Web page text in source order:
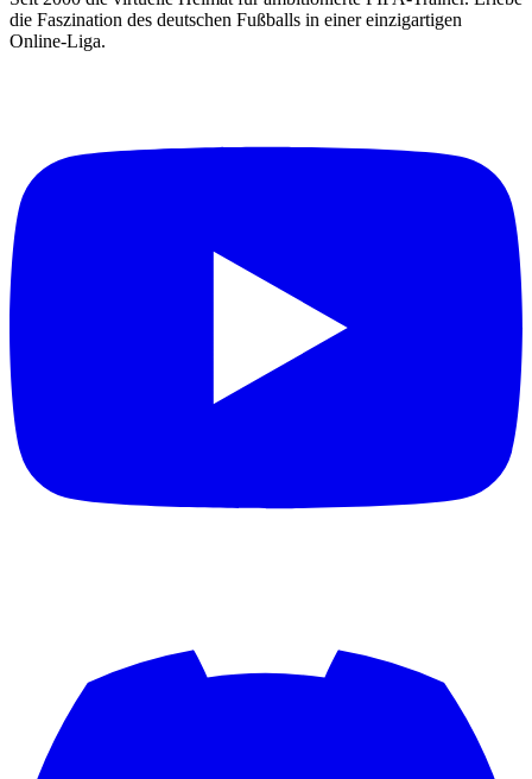
die Faszination des deutschen Fußballs in einer einzigartigen
Online-Liga.